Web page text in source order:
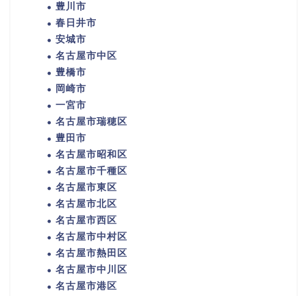
豊川市
春日井市
安城市
名古屋市中区
豊橋市
岡崎市
一宮市
名古屋市瑞穂区
豊田市
名古屋市昭和区
名古屋市千種区
名古屋市東区
名古屋市北区
名古屋市西区
名古屋市中村区
名古屋市熱田区
名古屋市中川区
名古屋市港区